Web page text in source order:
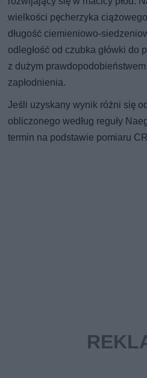
wielkości pęcherzyka
długość ciemieniowo-
odległość od czubka główki do
z dużym
zapłodnienia.
Jeśli uzyskany wynik różni się
obliczonego według reguły
termin na podstawie pomiaru